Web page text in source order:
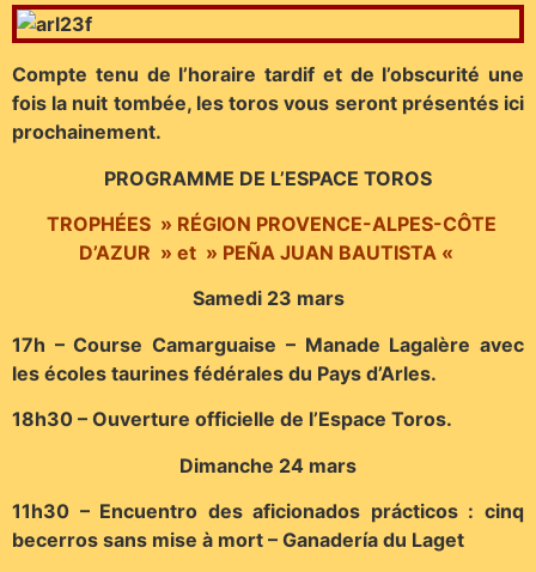
Compte tenu de l’horaire tardif et de l’obscurité une
fois la nuit tombée, les toros vous seront présentés ici
prochainement.
PROGRAMME DE L’ESPACE TOROS
TROPHÉES » RÉGION PROVENCE-ALPES-CÔTE
D’AZUR » et » PEÑA JUAN BAUTISTA «
Samedi 23 mars
17h – Course Camarguaise – Manade Lagalère avec
les écoles taurines fédérales du Pays d’Arles.
18h30 – Ouverture officielle de l’Espace Toros.
Dimanche 24 mars
11h30 – Encuentro des aficionados prácticos : cinq
becerros sans mise à mort – Ganadería du Laget